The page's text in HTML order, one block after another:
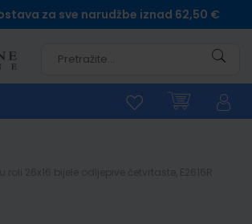
za sve narudžbe iznad 62,50 €